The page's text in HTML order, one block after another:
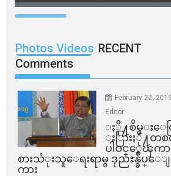
Photos Videos RECENT
Comments
February 22, 2019
Editor
ႏို႔စိမ္းေတ
ႏြားႏို႔တစ
ပါဝင္ေၾက
စားသံုးသူေရးရာမွ ဒုညႊန္ခ်ဳပ္ေ
ကား